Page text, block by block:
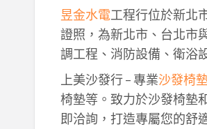
昱金水電工程行位於新北
證照，為新北市、台北市
調工程、消防設備、衛浴
上美沙發行 – 專業沙發椅
椅墊等。致力於沙發椅墊
即洽詢，打造專屬您的舒